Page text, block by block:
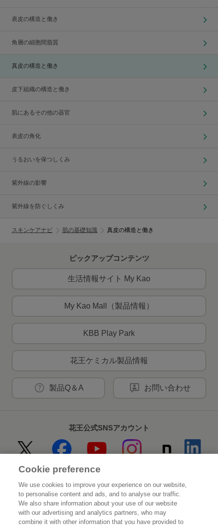
表皮の構造と働き
角層の細胞間脂質
真皮の構造と働き
皮下組織の構造と働き
肌にあるその他の器官
表皮の角化
うるおいを保つしくみ
紫外線の影響
紫外線を防ぐしくみ
スキンケアナビ 肌の基礎知識 真皮の構造と働き
ピックアップコンテンツ
生活情報サイト My Kao
My Kao Mall（製品情報）
KBB Play Park
花王ケミカル製品情報
製品Q＆A お問い合わせ
花王公式SNSアカウント
Home 花王について
サステナビリティ イノベーション
Cookie preference
We use cookies to improve your experience on our website,
to personalise content and ads, and to analyse our traffic.
We also share information about your use of our website
with our advertising and analytics partners, who may
combine it with other information that you have provided to